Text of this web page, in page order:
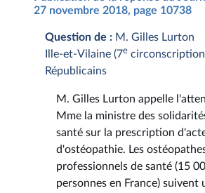
27 novembre 2018, page 10738
Question de : M. Gilles Lurton
Ille-et-Vilaine (7e
Républicains
M. Gilles Lurton appelle
Mme la ministre des
santé sur la prescription
d'ostéopathie. Les
professionnels de santé (15
personnes en France) suivent